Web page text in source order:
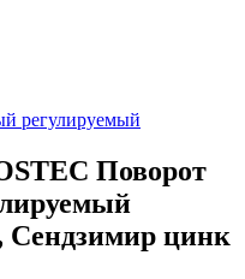
регулируемый
Поворот
Сендзимир цинк